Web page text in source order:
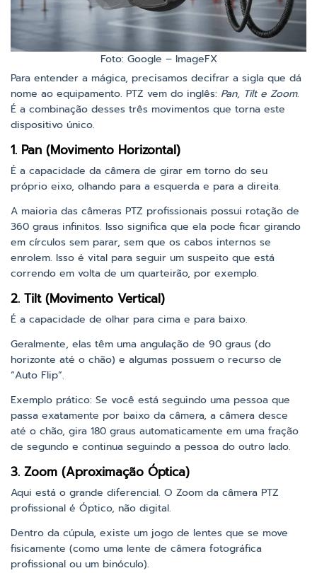
Foto: Google – ImageFX
Para entender a mágica, precisamos decifrar a sigla que dá
nome ao equipamento. PTZ vem do inglês: Pan, Tilt e Zoom.
É a combinação desses três movimentos que torna este
dispositivo único.
1. Pan (Movimento Horizontal)
É a capacidade da câmera de girar em torno do seu
próprio eixo, olhando para a esquerda e para a direita.
A maioria das câmeras PTZ profissionais possui rotação de
360 graus infinitos. Isso significa que ela pode ficar girando
em círculos sem parar, sem que os cabos internos se
enrolem. Isso é vital para seguir um suspeito que está
correndo em volta de um quarteirão, por exemplo.
2. Tilt (Movimento Vertical)
É a capacidade de olhar para cima e para baixo.
Geralmente, elas têm uma angulação de 90 graus (do
horizonte até o chão) e algumas possuem o recurso de
“Auto Flip”.
Exemplo prático: Se você está seguindo uma pessoa que
passa exatamente por baixo da câmera, a câmera desce
até o chão, gira 180 graus automaticamente em uma fração
de segundo e continua seguindo a pessoa do outro lado.
3. Zoom (Aproximação Óptica)
Aqui está o grande diferencial. O Zoom da câmera PTZ
profissional é Óptico, não digital.
Dentro da cúpula, existe um jogo de lentes que se move
fisicamente (como uma lente de câmera fotográfica
profissional ou um binóculo).